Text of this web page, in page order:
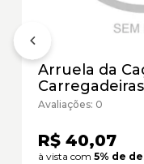
Arruela da
Cód:1760623 -
Avaliações: 0
R$ 40,07
à vista com 5% de